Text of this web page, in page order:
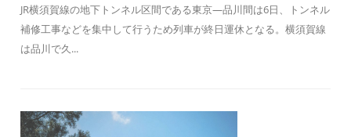
JR横須賀線の地下トンネル区間である東京―品川間は6日、トンネル
補修工事などを集中して行うため列車が終日運休となる。横須賀線
は品川で久...